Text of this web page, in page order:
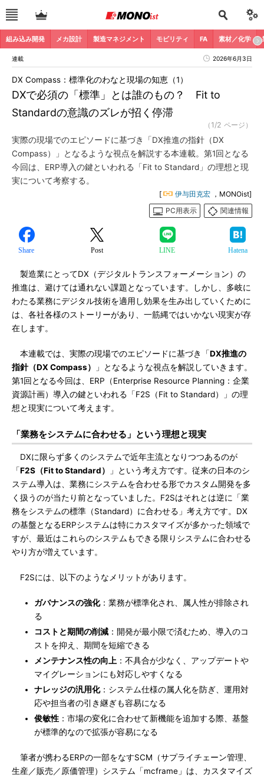
組み込み開発 メカ設計 製造マネジメント モビリティ FA 素材／化学
連載 2026年6月3日
DXで必須の「標準」とは誰のもの？ Fit to
Standardの意識のズレが招く停滞
DX Compass：標準化のわなと現場の知恵（1）
（1/2 ページ）
実際の現場でのエピソードに基づき「DX推進の指針（DX
Compass）」となるような視点を解説する本連載。第1回となる
今回は、ERP導入の鍵といわれる「Fit to Standard」の理想と現
実について考察する。
[ 伊与田克宏 ，MONOist]
PC用表示
関連情報
Share Post LINE Hatena
製造業にとってDX（デジタルトランスフォーメーション）の
推進は、避けては通れない課題となっています。しかし、多岐に
わたる業務にデジタル技術を適用し効果を生み出していくために
は、各社各様のストーリーがあり、一筋縄ではいかない現実が存
在します。
本連載では、実際の現場でのエピソードに基づき「DX推進の
指針（DX Compass）
」となるような視点を解説していきます。
第1回となる今回は、ERP（Enterprise Resource Planning：企業
資源計画）導入の鍵といわれる「F2S（Fit to Standard）」の理
想と現実について考えます。
「業務をシステムに合わせる」という理想と現実
DXに限らず多くのシステムで近年主流となりつつあるのが
「F2S（Fit to Standard）
」という考え方です。従来の日本のシ
ステム導入は、業務にシステムを合わせる形でカスタム開発を多
く扱うのが当たり前となっていました。F2Sはそれとは逆に「業
務をシステムの標準（Standard）に合わせる」考え方です。DX
の基盤となるERPシステムは特にカスタマイズが多かった領域で
すが、最近はこれらのシステムもできる限りシステムに合わせる
やり方が増えています。
F2Sには、以下のようなメリットがあります。
ガバナンスの強化：業務が標準化され、属人性が排除され
る
コストと期間の削減 ：開発が最小限で済むため、導入のコ
ストを抑え、期間を短縮できる
メンテナンス性の向上 ：不具合が少なく、アップデートや
マイグレーションにも対応しやすくなる
ナレッジの汎用化：システム仕様の属人化を防ぎ、運用対
応や担当者の引き継ぎも容易になる
俊敏性 ：市場の変化に合わせて新機能を追加する際、基盤
が標準的なので拡張が容易になる
筆者が携わるERPの一部をなすSCM（サプライチェーン管理、
生産／販売／原価管理）システム「mcframe」は、カスタマイズ